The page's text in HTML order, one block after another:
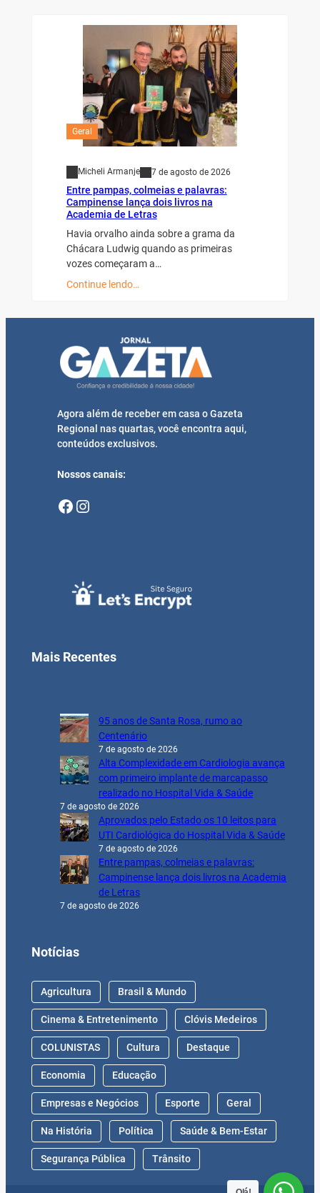
Geral
Micheli Armanje 7 de agosto de 2026
Entre pampas, colmeias e palavras:
Campinense lança dois livros na
Academia de Letras
Havia orvalho ainda sobre a grama da
Chácara Ludwig quando as primeiras
vozes começaram a…
Continue lendo…
Agora além de receber em casa o Gazeta
Regional nas quartas, você encontra aqui,
conteúdos exclusivos.
Nossos canais:
Facebook Instagram
Mais Recentes
95 anos de Santa Rosa, rumo ao
Centenário
7 de agosto de 2026
Alta Complexidade em Cardiologia avança
com primeiro implante de marcapasso
realizado no Hospital Vida & Saúde
7 de agosto de 2026
Aprovados pelo Estado os 10 leitos para
UTI Cardiológica do Hospital Vida & Saúde
7 de agosto de 2026
Entre pampas, colmeias e palavras:
Campinense lança dois livros na Academia
de Letras
7 de agosto de 2026
Notícias
Agricultura Brasil & Mundo
Cinema & Entretenimento Clóvis Medeiros
COLUNISTAS Cultura Destaque
Economia Educação
Empresas e Negócios Esporte Geral
Na História Política Saúde & Bem-Estar
Segurança Pública Trânsito